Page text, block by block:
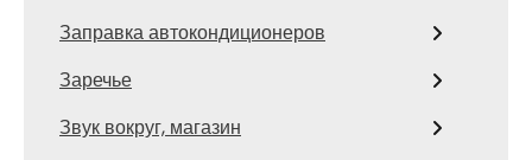
Заправка автокондиционеров
Заречье
Звук вокруг, магазин